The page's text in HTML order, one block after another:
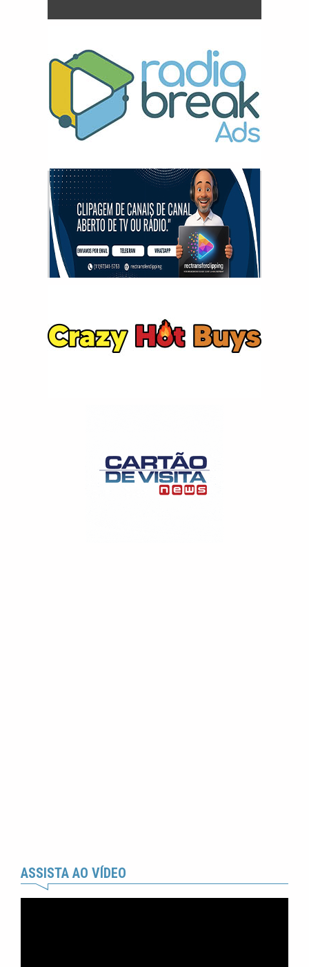
ASSISTA AO VÍDEO